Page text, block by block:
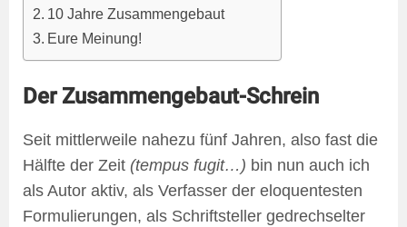
10 Jahre Zusammengebaut
Eure Meinung!
Der Zusammengebaut-Schrein
Seit mittlerweile nahezu fünf Jahren, also fast die
Hälfte der Zeit (tempus fugit…) bin nun auch ich
als Autor aktiv, als Verfasser der eloquentesten
Formulierungen, als Schriftsteller gedrechselter